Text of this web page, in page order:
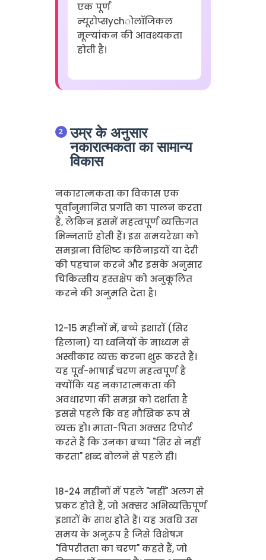
एक पूर्ण
न्यूरोप्सychोलॉजिकल
मूल्यांकन की आवश्यकता
होती है।
उम्र के अनुसार
नकारात्मकता का सामान्य
विकास
नकारात्मकता का विकास एक
पूर्वानुमानित प्रगति का पालन करता
है, लेकिन इसमें महत्वपूर्ण व्यक्तिगत
भिन्नताएँ होती हैं। इस समयरेखा को
समझना विशिष्ट कठिनाइयों या देरी
की पहचान करने और इसके अनुसार
चिकित्सीय हस्तक्षेप को अनुकूलित
करने की अनुमति देता है।
12-15 महीनों में, बच्चे इशारों (सिर
हिलाना) या ध्वनियों के माध्यम से
अस्वीकार व्यक्त करना शुरू करते हैं।
यह पूर्व-भाषाई चरण महत्वपूर्ण है
क्योंकि यह नकारात्मकता की
अवधारणा की समझ को दर्शाता है
इससे पहले कि वह मौखिक रूप से
व्यक्त हो। माता-पिता अक्सर रिपोर्ट
करते हैं कि उनका बच्चा "सिर से नहीं
करता" शब्द बोलने से पहले ही।
18-24 महीनों में पहले "नहीं" अलग से
प्रकट होते हैं, जो अक्सर अभिव्यक्तिपूर्ण
इशारों के साथ होते हैं। यह अवधि उस
समय के अनुरूप है जिसे विशेषज्ञ
"विपरीतता का चरण" कहते हैं, जो